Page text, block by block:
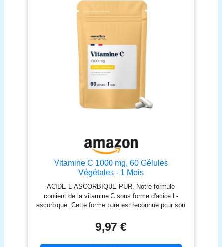
Vitamine C 1000 mg, 60 Gélules
Végétales - 1 Mois
ACIDE L-ASCORBIQUE PUR. Notre formule
contient de la vitamine C sous forme d'acide L-
ascorbique. Cette forme pure est reconnue pour son
une routine quotidienne optimale et formulée sans
aucun additif inutile. 1000 MG DE VITAMINE C
PAR JOUR. Chaque dose journalière (2 gélules)
9,97 €